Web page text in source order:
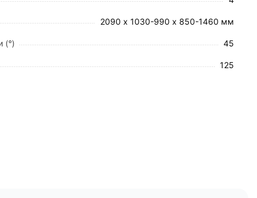
2090 х 1030-990 х 850-1460 мм
(°) 45
125